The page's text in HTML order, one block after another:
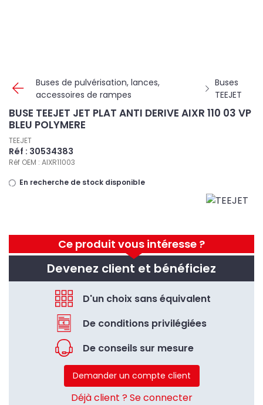
Buses de pulvérisation, lances,
accessoires de rampes
Buses
TEEJET
Ce produit vous intéresse ?
Devenez client et bénéficiez
D'un choix sans équivalent
De conditions privilégiées
De conseils sur mesure
Demander un compte client
Déjà client ? Se connecter
BUSE TEEJET JET PLAT ANTI DERIVE AIXR 110 03 VP
BLEU POLYMERE
TEEJET
Réf : 30534383
Réf OEM : AIXR11003
En recherche de stock disponible